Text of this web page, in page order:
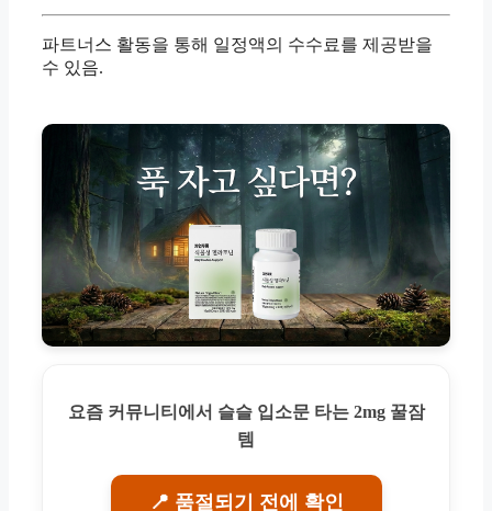
파트너스 활동을 통해 일정액의 수수료를 제공받을
수 있음.
요즘 커뮤니티에서 슬슬 입소문 타는 2mg 꿀잠
템
📍 품절되기 전에 확인